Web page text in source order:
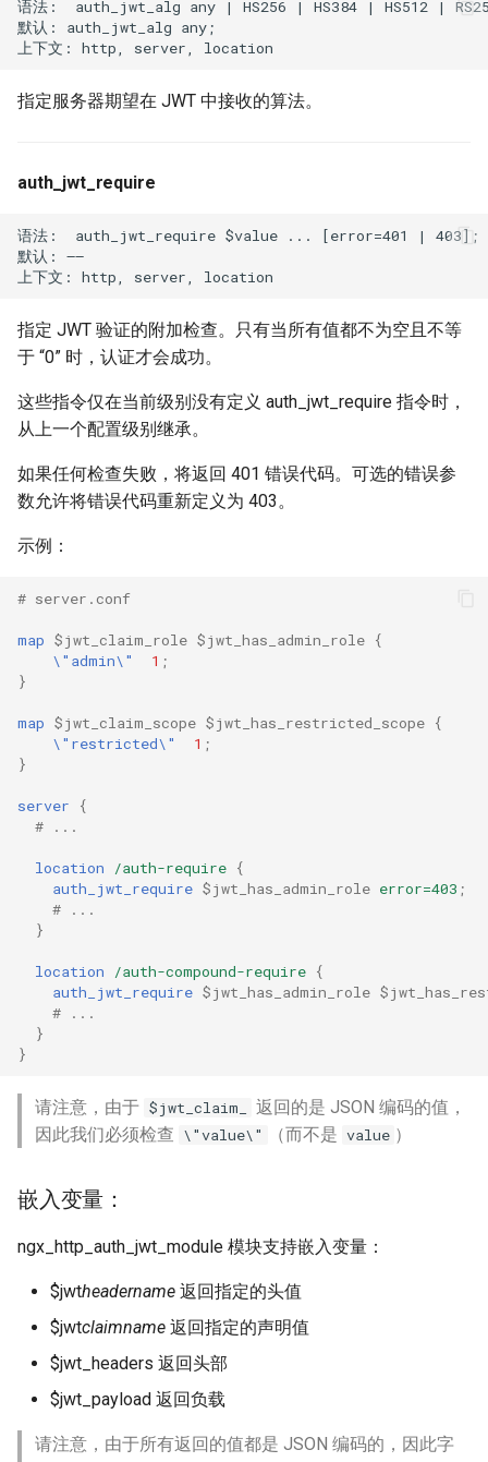
nsq
ntlm
openssl
perf
pubsub
qless-web
qless
redis-connector
redis-ratelimit
redis
requests
riak
router
scrypt
shell
signal
smtp
语法:  auth_jwt_alg any | HS256 | HS384 | HS512 |
默认: auth_jwt_alg any;
指定服务器期望在 JWT 中接收的算法。
auth_jwt_require
语法:  auth_jwt_require $value ... [error=401 | 403];
默认: ——
指定 JWT 验证的附加检查。只有当所有值都不为空且不等
于 “0” 时，认证才会成功。
这些指令仅在当前级别没有定义 auth_jwt_require 指令时，
从上一个配置级别继承。
如果任何检查失败，将返回 401 错误代码。可选的错误参
数允许将错误代码重新定义为 403。
示例：
# server.conf
map $jwt_claim_role $jwt_has_admin_role {
\"admin\"
1 ;
}
map $jwt_claim_scope $jwt_has_restricted_scope {
\"restricted\"
1 ;
}
server
{
# ...
location /auth-require {
auth_jwt_require $jwt_has_admin_role error=403 ;
# ...
}
location /auth-compound-require {
auth_jwt_require $jwt_has_admin_role
# ...
}
}
请注意，由于 $jwt_claim_
返回的是 JSON 编码的值，
因此我们必须检查 \"value\" （而不是 value ）
嵌入变量：
ngx_http_auth_jwt_module 模块支持嵌入变量：
$jwtheadername 返回指定的头值
$jwtclaimname 返回指定的声明值
$jwt_headers 返回头部
$jwt_payload 返回负载
请注意，由于所有返回的值都是 JSON 编码的，因此字